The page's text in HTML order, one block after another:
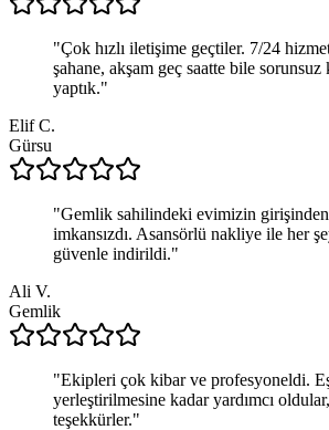
"Çok hızlı iletişime geçtiler. 7/24
şahane, akşam geç saatte bile sorunsuz
yaptık."
Elif C.
Gürsu
"Gemlik sahilindeki evimizin girişinden
imkansızdı. Asansörlü nakliye ile her
güvenle indirildi."
Ali V.
Gemlik
"Ekipleri çok kibar ve profesyoneldi.
yerleştirilmesine kadar yardımcı
teşekkürler."